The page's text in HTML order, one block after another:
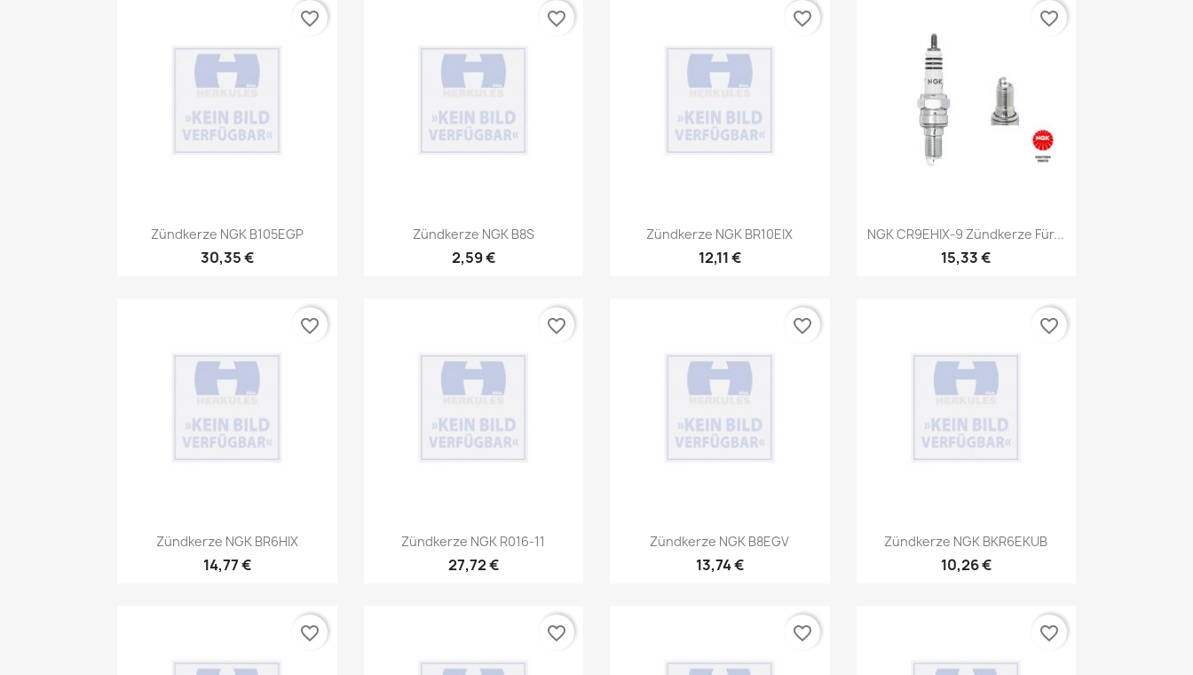
Vorschau
Zündkerze NGK B105EGP
30,35 €
favorite_border
Vorschau
Zündkerze NGK B8S
2,59 €
favorite_border
Vorschau
Zündkerze NGK BR10EIX
12,11 €
favorite_border
Vorschau
NGK CR9EHIX-9 Zündkerze Für...
15,33 €
favorite_border
Vorschau
Zündkerze NGK BR6HIX
14,77 €
favorite_border
Vorschau
Zündkerze NGK R016-11
27,72 €
favorite_border
Vorschau
Zündkerze NGK B8EGV
13,74 €
favorite_border
Vorschau
Zündkerze NGK BKR6EKUB
10,26 €
favorite_border
favorite_border favorite_border favorite_border favorite_border